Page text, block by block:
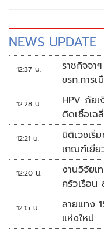
NEWS UPDATE
12:37 น.
ราชกิจจ
ขรก.การเ
12:28 น.
HPV ภัยเ
ติดเชื้อเ
12:21 น.
นิติเวชเริ่
เกณฑ์เยีย
12:20 น.
งานวิจัยเ
ครัวเรือน
12:15 น.
ลายแทง
แห่งใหม่